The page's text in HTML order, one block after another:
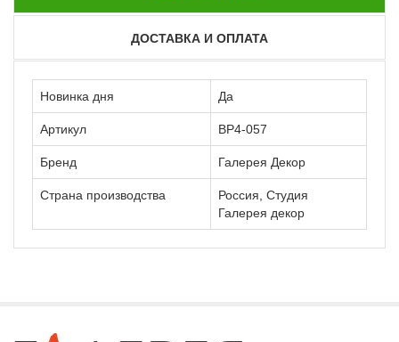
ДОСТАВКА И ОПЛАТА
Новинка дня Да
Артикул ВР4-057
Бренд Галерея Декор
Страна производства
Россия, Студия
Галерея декор